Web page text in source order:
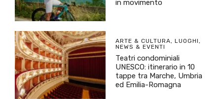
in movimento
ARTE & CULTURA, LUOGHI,
NEWS & EVENTI
Teatri condominiali
UNESCO: itinerario in 10
tappe tra Marche, Umbria
ed Emilia-Romagna